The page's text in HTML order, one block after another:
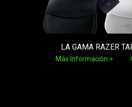
LA GAMA RAZER
Más Información